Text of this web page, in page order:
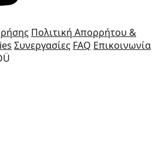
Πολιτική Απορρήτου &
Συνεργασίες FAQ Επικοινωνία